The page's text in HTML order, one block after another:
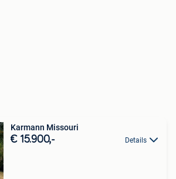
Karmann Missouri
€ 15.900,- Details